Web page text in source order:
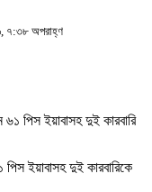
৭:৩৮ অপরাহ্ণ
ইয়াবাসহ দুই কারবারিকে